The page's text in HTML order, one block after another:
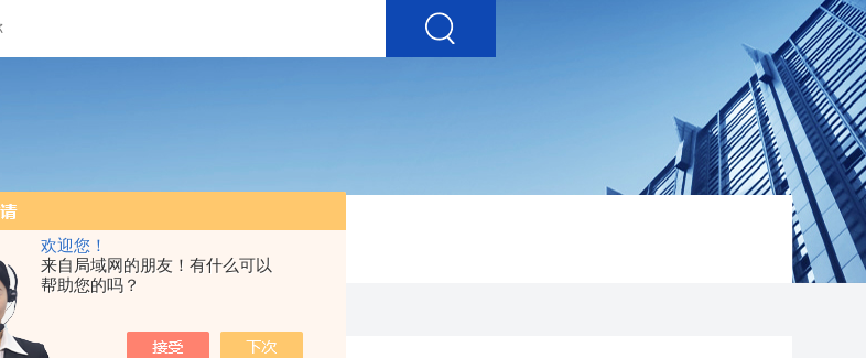
欢迎您！
来自局域网的朋友！有什么可以
帮助您的吗？
/ / / 相位噪声测试系统